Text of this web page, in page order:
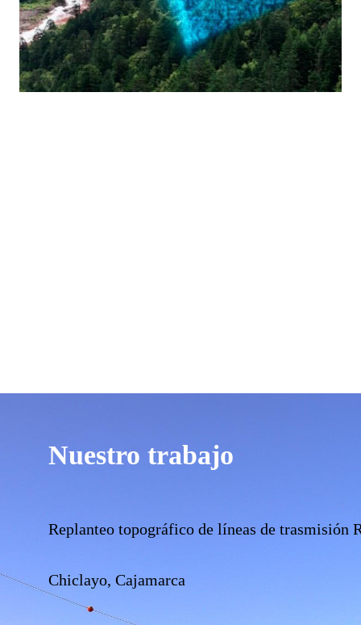
Nuestro trabajo
Replanteo topográfico de líneas de trasmisión
Chiclayo, Cajamarca